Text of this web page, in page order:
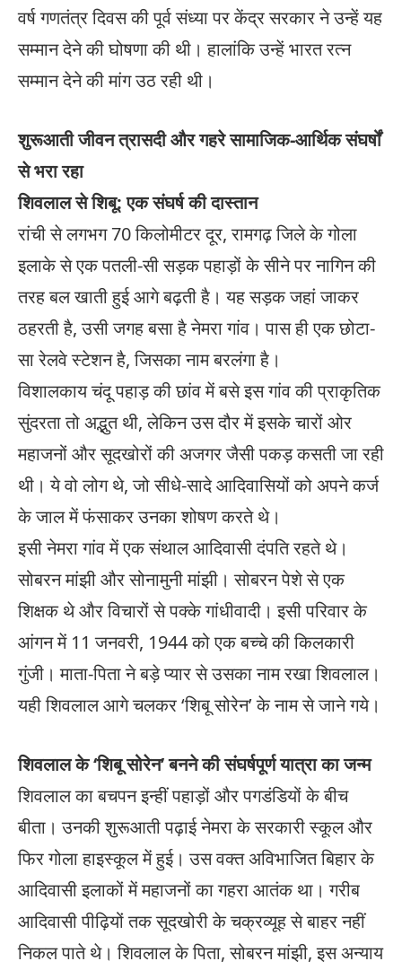
वर्ष गणतंत्र दिवस की पूर्व संध्या पर केंद्र सरकार ने उन्हें यह
सम्मान देने की घोषणा की थी। हालांकि उन्हें भारत रत्न
सम्मान देने की मांग उठ रही थी।
शुरूआती जीवन त्रासदी और गहरे सामाजिक-आर्थिक संघर्षों
से भरा रहा
शिवलाल से शिबू: एक संघर्ष की दास्तान
रांची से लगभग 70 किलोमीटर दूर, रामगढ़ जिले के गोला
इलाके से एक पतली-सी सड़क पहाड़ों के सीने पर नागिन की
तरह बल खाती हुई आगे बढ़ती है। यह सड़क जहां जाकर
ठहरती है, उसी जगह बसा है नेमरा गांव। पास ही एक छोटा-
सा रेलवे स्टेशन है, जिसका नाम बरलंगा है।
विशालकाय चंदू पहाड़ की छांव में बसे इस गांव की प्राकृतिक
सुंदरता तो अद्भुत थी, लेकिन उस दौर में इसके चारों ओर
महाजनों और सूदखोरों की अजगर जैसी पकड़ कसती जा रही
थी। ये वो लोग थे, जो सीधे-सादे आदिवासियों को अपने कर्ज
के जाल में फंसाकर उनका शोषण करते थे।
इसी नेमरा गांव में एक संथाल आदिवासी दंपति रहते थे।
सोबरन मांझी और सोनामुनी मांझी। सोबरन पेशे से एक
शिक्षक थे और विचारों से पक्के गांधीवादी। इसी परिवार के
आंगन में 11 जनवरी, 1944 को एक बच्चे की किलकारी
गुंजी। माता-पिता ने बड़े प्यार से उसका नाम रखा शिवलाल।
यही शिवलाल आगे चलकर ‘शिबू सोरेन’ के नाम से जाने गये।
शिवलाल के ‘शिबू सोरेन’ बनने की संघर्षपूर्ण यात्रा का जन्म
शिवलाल का बचपन इन्हीं पहाड़ों और पगडंडियों के बीच
बीता। उनकी शुरूआती पढ़ाई नेमरा के सरकारी स्कूल और
फिर गोला हाइस्कूल में हुई। उस वक्त अविभाजित बिहार के
आदिवासी इलाकों में महाजनों का गहरा आतंक था। गरीब
आदिवासी पीढ़ियों तक सूदखोरी के चक्रव्यूह से बाहर नहीं
निकल पाते थे। शिवलाल के पिता, सोबरन मांझी, इस अन्याय